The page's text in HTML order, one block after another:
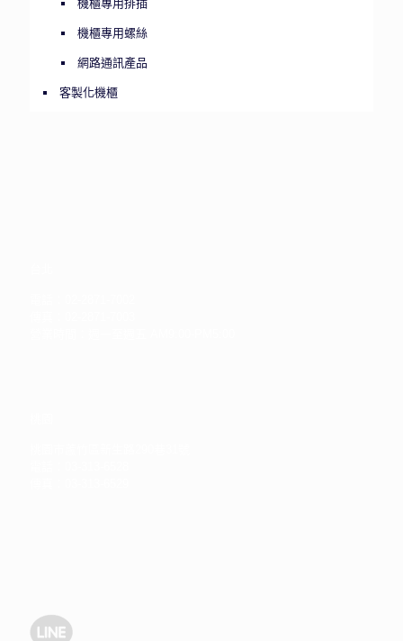
機櫃專用排插
機櫃專用螺絲
網路通訊產品
客製化機櫃